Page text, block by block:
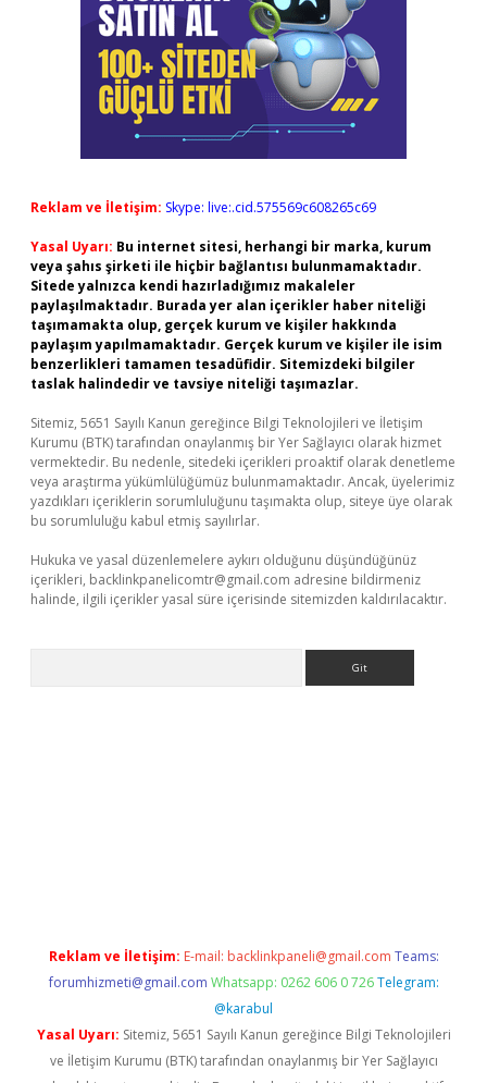
Reklam ve İletişim: Skype: live:.cid.575569c608265c69
Yasal Uyarı: Bu internet sitesi, herhangi bir marka, kurum
veya şahıs şirketi ile hiçbir bağlantısı bulunmamaktadır.
Sitede yalnızca kendi hazırladığımız makaleler
paylaşılmaktadır. Burada yer alan içerikler haber niteliği
taşımamakta olup, gerçek kurum ve kişiler hakkında
paylaşım yapılmamaktadır. Gerçek kurum ve kişiler ile isim
benzerlikleri tamamen tesadüfidir. Sitemizdeki bilgiler
taslak halindedir ve tavsiye niteliği taşımazlar.
Sitemiz, 5651 Sayılı Kanun gereğince Bilgi Teknolojileri ve İletişim
Kurumu (BTK) tarafından onaylanmış bir Yer Sağlayıcı olarak hizmet
vermektedir. Bu nedenle, sitedeki içerikleri proaktif olarak denetleme
veya araştırma yükümlülüğümüz bulunmamaktadır. Ancak, üyelerimiz
yazdıkları içeriklerin sorumluluğunu taşımakta olup, siteye üye olarak
bu sorumluluğu kabul etmiş sayılırlar.
Hukuka ve yasal düzenlemelere aykırı olduğunu düşündüğünüz
içerikleri, backlinkpanelicomtr@gmail.com adresine bildirmeniz
halinde, ilgili içerikler yasal süre içerisinde sitemizden kaldırılacaktır.
Reklam ve İletişim: E-mail: backlinkpaneli@gmail.com Teams:
forumhizmeti@gmail.com Whatsapp: 0262 606 0 726 Telegram:
@karabul
Yasal Uyarı: Sitemiz, 5651 Sayılı Kanun gereğince Bilgi Teknolojileri
ve İletişim Kurumu (BTK) tarafından onaylanmış bir Yer Sağlayıcı